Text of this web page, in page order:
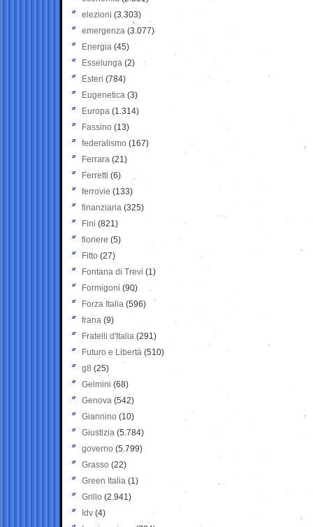
elezioni (3.303)
emergenza (3.077)
Energia (45)
Esselunga (2)
Esteri (784)
Eugenetica (3)
Europa (1.314)
Fassino (13)
federalismo (167)
Ferrara (21)
Ferretti (6)
ferrovie (133)
finanziaria (325)
Fini (821)
fioriere (5)
Fitto (27)
Fontana di Trevi (1)
Formigoni (90)
Forza Italia (596)
frana (9)
Fratelli d'Italia (291)
Futuro e Libertà (510)
g8 (25)
Gelmini (68)
Genova (542)
Giannino (10)
Giustizia (5.784)
governo (5.799)
Grasso (22)
Green Italia (1)
Grillo (2.941)
Idv (4)